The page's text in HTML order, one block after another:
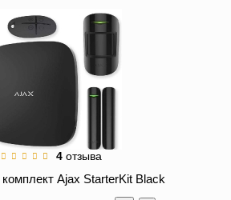
4 отзыва
Ajax StarterKit Black